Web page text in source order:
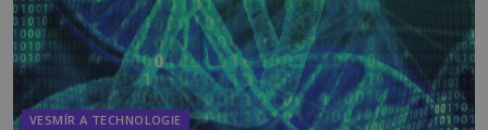
VESMÍR A TECHNOLOGIE